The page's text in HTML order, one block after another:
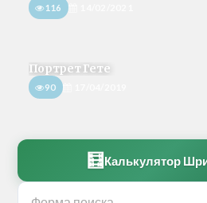
116
Портрет Гете
90
🧮 Калькулятор